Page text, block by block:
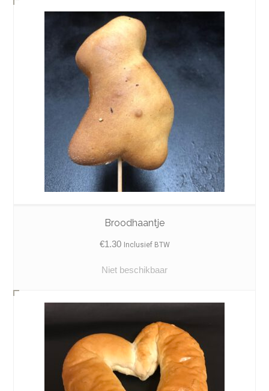
Broodhaantje
€1.30 Inclusief BTW
Niet beschikbaar